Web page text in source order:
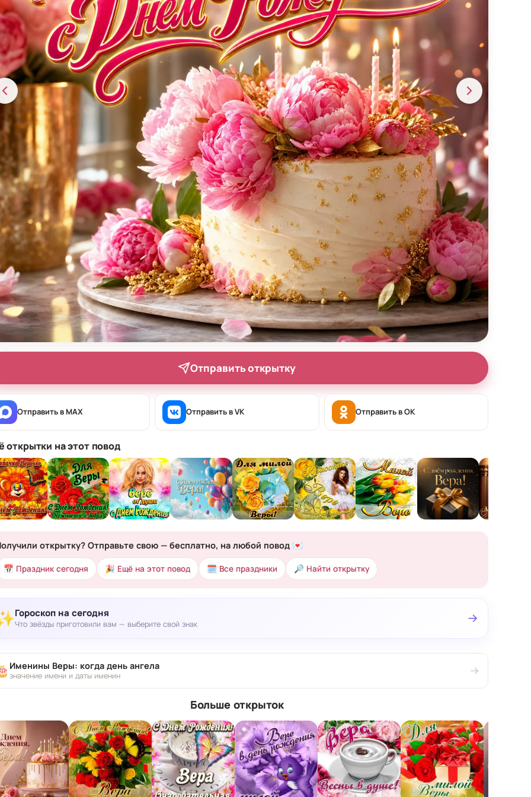
Отправить открытку
Отправить в MAX Отправить в VK Отправить в OK
открытки на этот повод
открытку? Отправьте свою — бесплатно, на любой повод 💌
📅 Праздник сегодня 🎉 Ещё на этот повод 🗓 Все праздники 🔎 Найти открытку
Гороскоп на сегодня
Что звёзды приготовили вам — выберите свой знак →
Именины Веры: когда день ангела
значение имени и даты именин →
Больше открыток